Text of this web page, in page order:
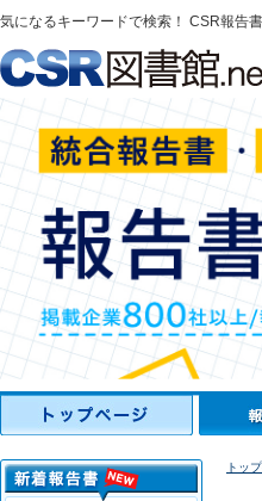
気になるキーワードで検索！ CSR報告
トッ